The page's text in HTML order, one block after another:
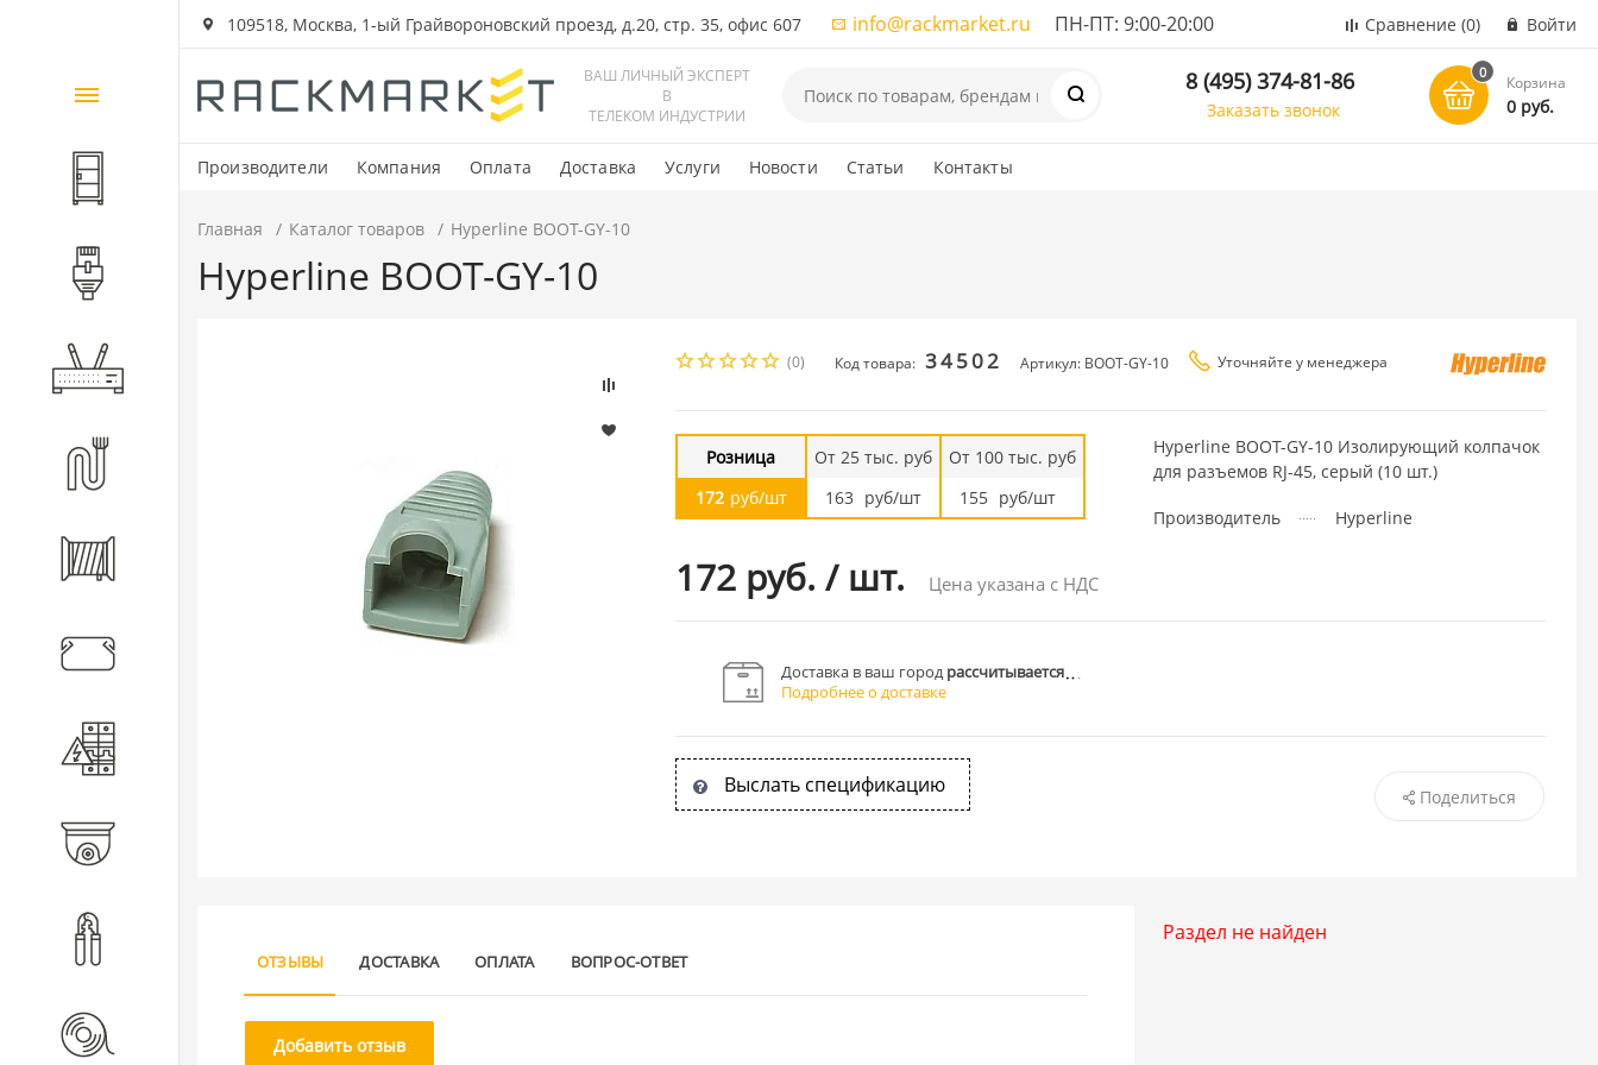
109518, Москва, 1-ый Грайвороновский проезд, д.20, стр. 35, офис 607 info@rackmarket.ru ПН-ПТ: 9:00-20:00 Сравнение (0) Войти
ВАШ ЛИЧНЫЙ ЭКСПЕРТ
В
ТЕЛЕКОМ ИНДУСТРИИ
8 (495) 374-81-86
Заказать звонок
0
Корзина
0 руб.
Производители Компания Оплата Доставка Услуги Новости Статьи Контакты
Каталог
товаров
Шкафы и стойки
Компоненты СКС
Расходные материалы
Главная Каталог товаров Hyperline BOOT-GY-10
Hyperline BOOT-GY-10
(0) Код товара: 34502 Артикул: BOOT-GY-10 Уточняйте у менеджера
Розница
172 руб/шт
От 25 тыс. руб
163 руб/шт
От 100 тыс. руб
155 руб/шт
172 руб. / шт. Цена указана с НДС
Hyperline BOOT-GY-10 Изолирующий колпачок
для разъемов RJ-45, серый (10 шт.)
Производитель Hyperline
Доставка в ваш городрассчитывается
Подробнее о доставке
Выслать спецификацию Поделиться
ОТЗЫВЫ ДОСТАВКА ОПЛАТА ВОПРОС-ОТВЕТ
Добавить отзыв
Раздел не найден